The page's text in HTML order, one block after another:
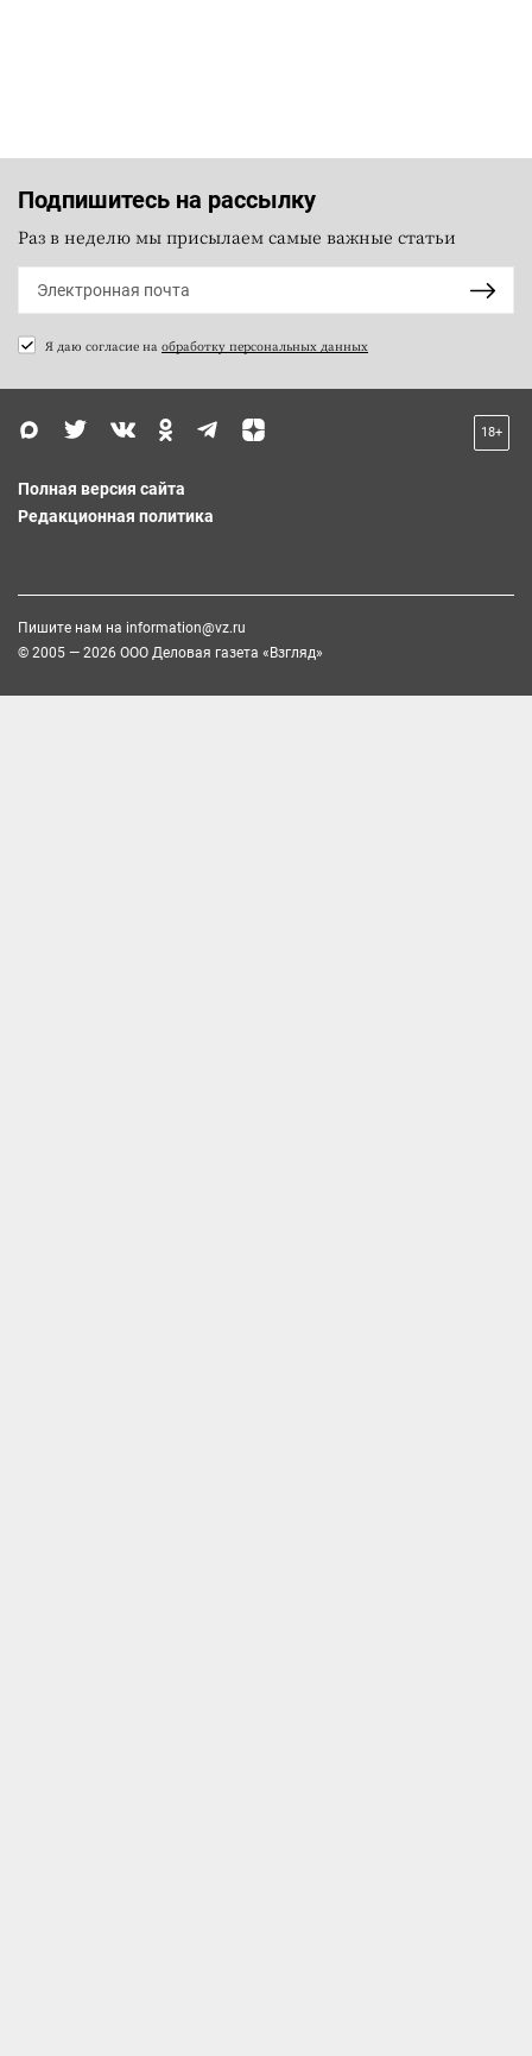
Подпишитесь на рассылку
Раз в неделю мы присылаем самые важные статьи
Я даю согласие на обработку персональных данных
18+
Полная версия сайта
Редакционная политика
Пишите нам на information@vz.ru
© 2005 — 2026 ООО Деловая газета «Взгляд»